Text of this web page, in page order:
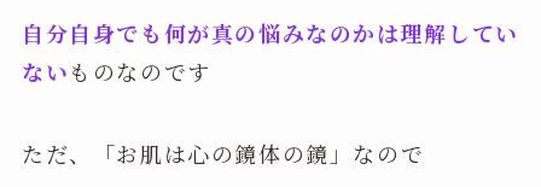
自分自身でも何が真の悩みなのかは理解してい
ないものなのです
ただ、「お肌は心の鏡体の鏡」なので